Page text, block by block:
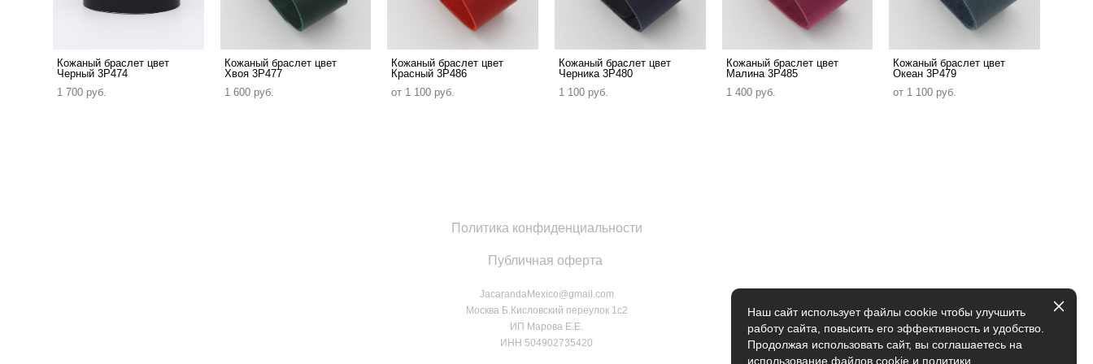
Кожаный браслет цвет
Черный 3P474
1 700 pуб.
Кожаный браслет цвет
Хвоя 3P477
1 600 pуб.
Кожаный браслет цвет
Красный 3P486
от 1 100 pуб.
Кожаный браслет цвет
Черника 3P480
1 100 pуб.
Кожаный браслет цвет
Малина 3P485
1 400 pуб.
Кожаный браслет цвет
Океан 3P479
от 1 100 pуб.
Политика конфиденциальности
Публичная оферта
JacarandaMexico@gmail.com
Москва Б.Кисловский переулок 1с2
ИП Марова Е.Е.
ИНН 504902735420
Наш сайт использует файлы cookie чтобы улучшить
работу сайта, повысить его эффективность и удобство.
Продолжая использовать сайт, вы соглашаетесь на
использование файлов cookie и политики